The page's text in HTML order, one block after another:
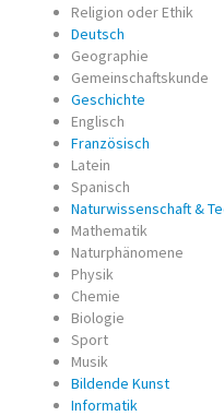
UNTERRICHT
Regeln
NEUES
Religion oder Ethik
Deutsch
Geographie
Gemeinschaftskunde
Geschichte
Englisch
Französisch
Latein
Spanisch
Naturwissenschaft &
Mathematik
Naturphänomene
Physik
Chemie
Biologie
Sport
Musik
Bildende Kunst
Informatik